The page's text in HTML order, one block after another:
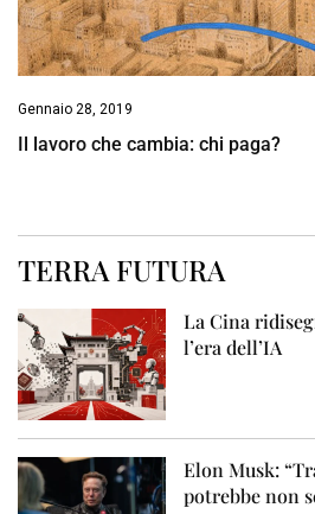
Gennaio 28, 2019
Il lavoro che cambia: chi paga?
TERRA FUTURA
La Cina
l’era dell’IA
Elon Musk:
potrebbe non